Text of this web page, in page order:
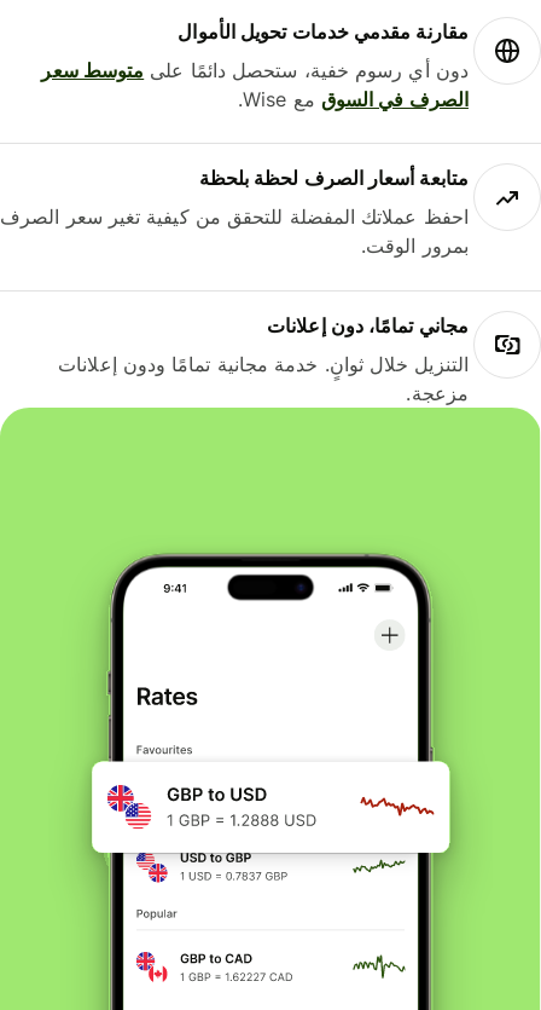
مقارنة مقدمي خدمات تحويل الأموال
دون أي رسوم خفية، ستحصل دائمًا علىمتوسط ​​سعر
الصرف في السوقمع Wise.
متابعة أسعار الصرف لحظة بلحظة
احفظ عملاتك المفضلة للتحقق من كيفية تغير سعر الصرف
بمرور الوقت.
مجاني تمامًا، دون إعلانات
التنزيل خلال ثوانٍ. خدمة مجانية تمامًا ودون إعلانات
مزعجة.